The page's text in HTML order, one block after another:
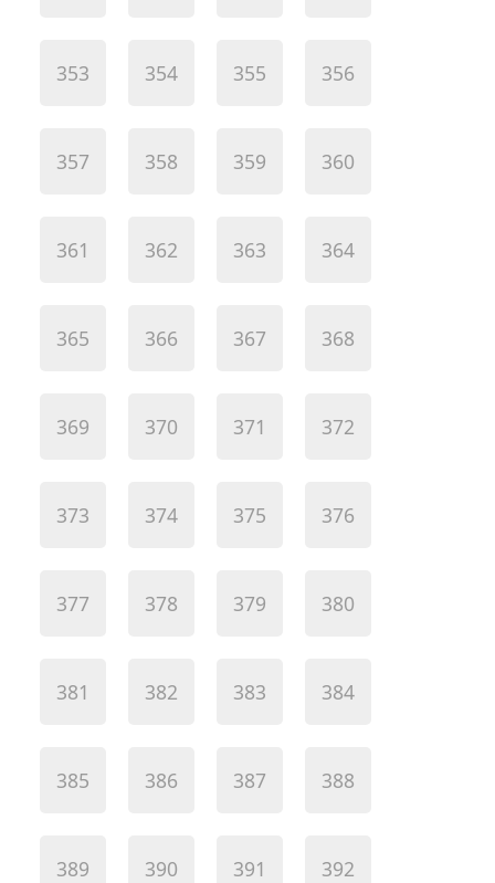
353 354 355 356
357 358 359 360
361 362 363 364
365 366 367 368
369 370 371 372
373 374 375 376
377 378 379 380
381 382 383 384
385 386 387 388
389 390 391 392